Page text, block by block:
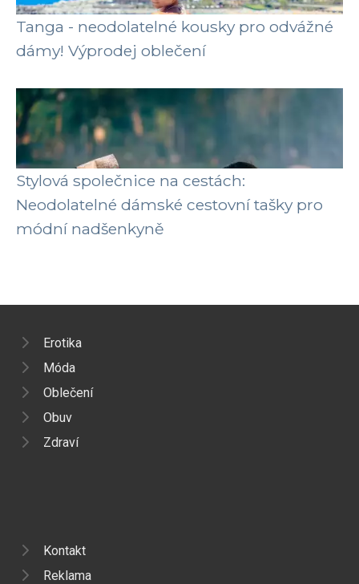
Tanga - neodolatelné kousky pro odvážné
dámy! Výprodej oblečení
Stylová společnice na cestách:
Neodolatelné dámské cestovní tašky pro
módní nadšenkyně
Erotika
Móda
Oblečení
Obuv
Zdraví
Kontakt
Reklama